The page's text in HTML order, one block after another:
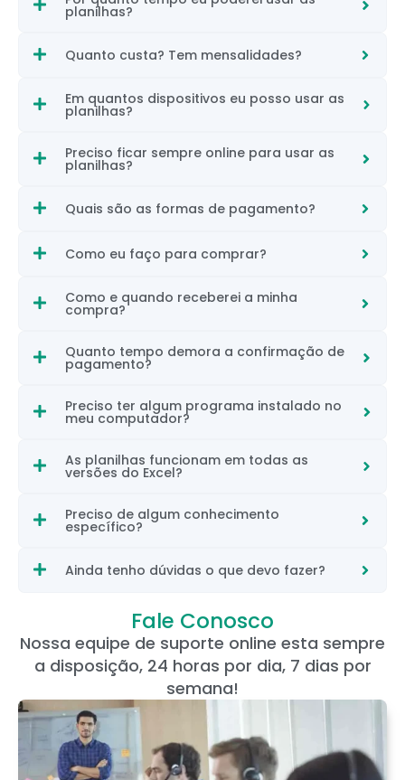
planilhas?
Quanto custa? Tem mensalidades?
Em quantos dispositivos eu posso usar as
planilhas?
Preciso ficar sempre online para usar as
planilhas?
Quais são as formas de pagamento?
Como eu faço para comprar?
Como e quando receberei a minha
compra?
Quanto tempo demora a confirmação de
pagamento?
Preciso ter algum programa instalado no
meu computador?
As planilhas funcionam em todas as
versões do Excel?
Preciso de algum conhecimento
específico?
Ainda tenho dúvidas o que devo fazer?
Fale Conosco
Nossa equipe de suporte online esta sempre
a disposição, 24 horas por dia, 7 dias por
semana!